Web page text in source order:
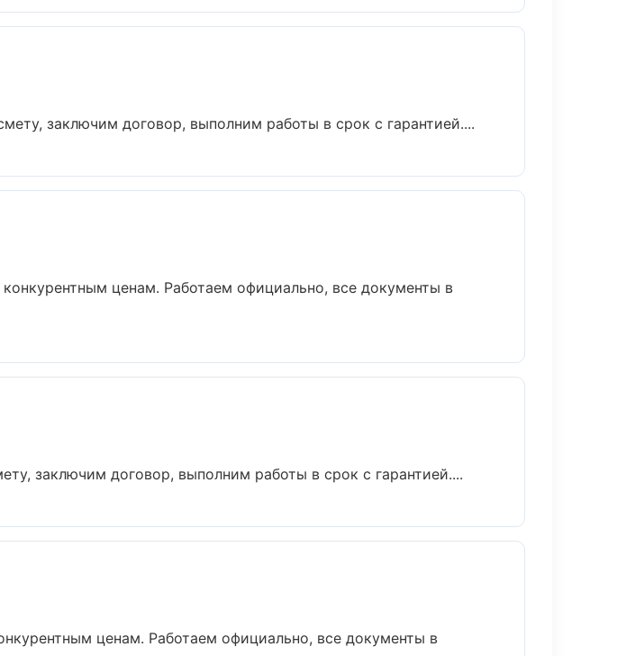
заключим договор, выполним работы в срок с гарантией....
ценам. Работаем официально, все документы в
заключим договор, выполним работы в срок с гарантией....
ценам. Работаем официально, все документы в